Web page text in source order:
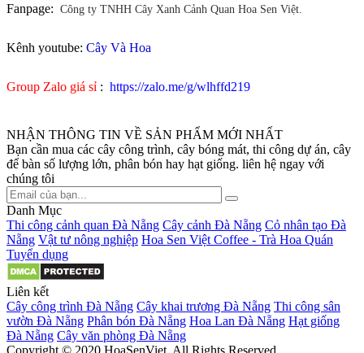
Fanpage: Công ty TNHH Cây Xanh Cảnh Quan Hoa Sen Việt.
Kênh youtube: Cây Và Hoa
Group Zalo giá sỉ : https://zalo.me/g/wlhffd219
NHẬN THÔNG TIN VỀ SẢN PHẨM MỚI NHẤT
Bạn cần mua các cây công trình, cây bóng mát, thi công dự án, cây
để bàn số lượng lớn, phân bón hay hạt giống. liên hệ ngay với
chúng tôi
Danh Mục
Thi công cảnh quan Đà Nẵng Cây cảnh Đà Nẵng Cỏ nhân tạo Đà
Nẵng Vật tư nông nghiệp Hoa Sen Việt Coffee - Trà Hoa Quán
Tuyển dụng
Liên kết
Cây công trình Đà Nẵng Cây khai trương Đà Nẵng Thi công sân
vườn Đà Nẵng Phân bón Đà Nẵng Hoa Lan Đà Nẵng Hạt giống
Đà Nẵng Cây văn phòng Đà Nẵng
Copyright © 2020 HoaSenViet. All Rights Reserved.